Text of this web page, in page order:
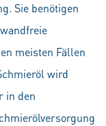
Sie benötigen
meisten Fällen
wird
in den